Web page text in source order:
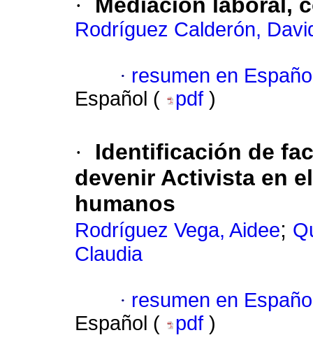
· Mediación laboral,
Rodríguez Calderón,
· resumen en
Español (
pdf )
·
Identificación de
devenir Activista en
humanos
Rodríguez Vega, Aidee;
Claudia
· resumen en
Español (
pdf )